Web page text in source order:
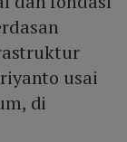
usai
di